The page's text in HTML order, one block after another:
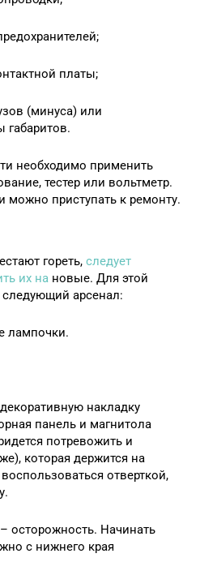
платы;
(минуса) или
габаритов.
необходимо применить
тестер или вольтметр.
приступать к ремонту.
гореть, следует
их на новые. Для этой
арсенал:
лампочки.
накладку
панель и магнитола
потревожить и
которая держится на
отверткой,
осторожность. Начинать
с нижнего края